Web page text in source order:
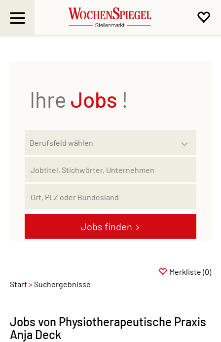
Ihre Jobs !
Jobs finden
Start Suchergebnisse
Merkliste (0)
Jobs von Physiotherapeutische Praxis
Anja Deck